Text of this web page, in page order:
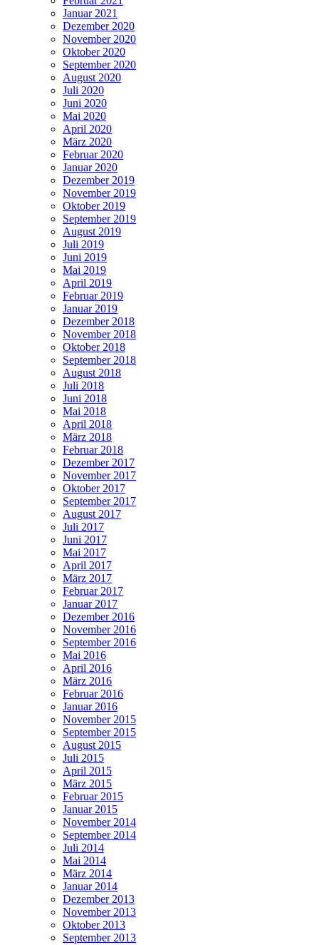
Januar 2021
Dezember 2020
November 2020
Oktober 2020
September 2020
August 2020
Juli 2020
Juni 2020
Mai 2020
April 2020
März 2020
Februar 2020
Januar 2020
Dezember 2019
November 2019
Oktober 2019
September 2019
August 2019
Juli 2019
Juni 2019
Mai 2019
April 2019
Februar 2019
Januar 2019
Dezember 2018
November 2018
Oktober 2018
September 2018
August 2018
Juli 2018
Juni 2018
Mai 2018
April 2018
März 2018
Februar 2018
Dezember 2017
November 2017
Oktober 2017
September 2017
August 2017
Juli 2017
Juni 2017
Mai 2017
April 2017
März 2017
Februar 2017
Januar 2017
Dezember 2016
November 2016
September 2016
Mai 2016
April 2016
März 2016
Februar 2016
Januar 2016
November 2015
September 2015
August 2015
Juli 2015
April 2015
März 2015
Februar 2015
Januar 2015
November 2014
September 2014
Juli 2014
Mai 2014
März 2014
Januar 2014
Dezember 2013
November 2013
Oktober 2013
September 2013